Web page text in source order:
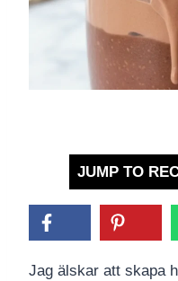
JUMP TO
Jag älskar att skapa